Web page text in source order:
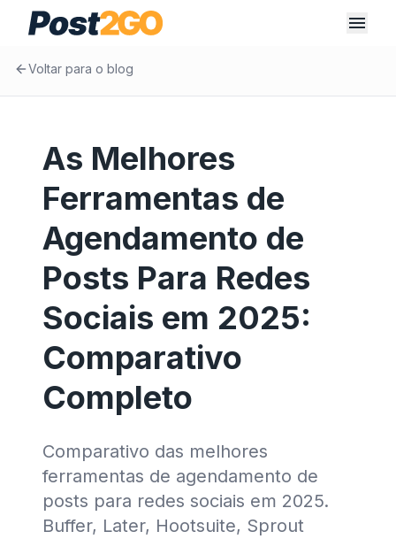
Voltar para o blog
As Melhores
Ferramentas de
Agendamento de
Posts Para Redes
Sociais em 2025:
Comparativo
Completo
Comparativo das melhores
ferramentas de agendamento de
posts para redes sociais em 2025.
Buffer, Later, Hootsuite, Sprout